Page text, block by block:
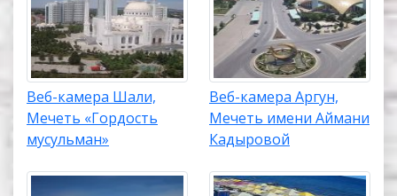
Веб-камера Шали,
Мечеть «Гордость
мусульман»
Веб-камера Аргун,
Мечеть имени Аймани
Кадыровой